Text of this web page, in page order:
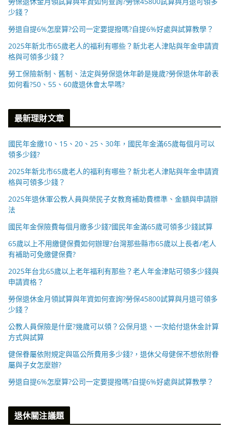
少錢？
勞退自提6%怎麼算?公司一定要提撥嗎?自提6%好處與試算教學？
2025年新北市65歲老人的福利有哪些？新北老人津貼與年金申請資
格與可領多少錢？
勞工保險新制、舊制、法定與勞保退休年齡是幾歲?勞保退休年齡表
如何看?50、55、60歲退休會太早嗎?
最新理財文章
國民年金繳10、15、20、25、30年，國民年金滿65歲每個月可以
領多少錢?
2025年新北市65歲老人的福利有哪些？新北老人津貼與年金申請資
格與可領多少錢？
2025年退休軍公教人員與榮民子女教育補助費標準、金額與申請辦
法
國民年金保險費每個月繳多少錢?國民年金滿65歲可領多少錢試算
65歲以上不用繳健保費如何辦理?台灣那些縣市65歲以上長者/老人
有補助可免繳健保費?
2025年台北65歲以上老年福利有那些？老人年金津貼可領多少錢與
申請資格？
勞保退休金月領試算與年資如何查詢?勞保45800試算與月退可領多
少錢？
公教人員保險是什麼?幾歲可以領？公保月退、一次給付退休金計算
方式與試算
健保眷屬依附規定與區公所費用多少錢?，退休父母健保不想依附眷
屬與子女怎麼辦?
勞退自提6%怎麼算?公司一定要提撥嗎?自提6%好處與試算教學？
退休關注議題